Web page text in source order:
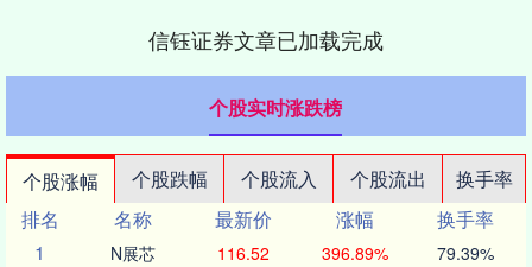
信钰证券文章已加载完成
个股实时涨跌榜
个股涨幅 个股跌幅 个股流入 个股流出
换手率
排名
名称 最新价 涨幅
换手率
1
N展芯 116.52 396.89% 79.39%